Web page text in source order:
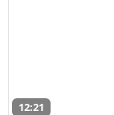
12:21